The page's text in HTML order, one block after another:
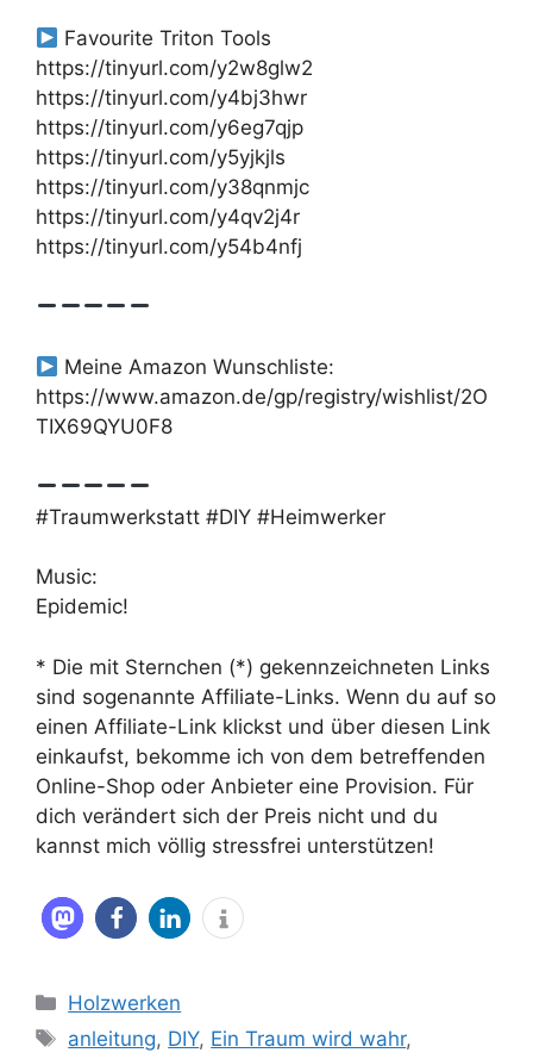
Favourite Triton Tools
https://tinyurl.com/y2w8glw2
https://tinyurl.com/y4bj3hwr
https://tinyurl.com/y6eg7qjp
https://tinyurl.com/y5yjkjls
https://tinyurl.com/y38qnmjc
https://tinyurl.com/y4qv2j4r
https://tinyurl.com/y54b4nfj
Meine Amazon Wunschliste:
https://www.amazon.de/gp/registry/wishlist/2O
TIX69QYU0F8
#Traumwerkstatt #DIY #Heimwerker
Music:
Epidemic!
* Die mit Sternchen (*) gekennzeichneten Links
sind sogenannte Affiliate-Links. Wenn du auf so
einen Affiliate-Link klickst und über diesen Link
einkaufst, bekomme ich von dem betreffenden
Online-Shop oder Anbieter eine Provision. Für
dich verändert sich der Preis nicht und du
kannst mich völlig stressfrei unterstützen!
Kategorien
Holzwerken
Schlagwörter
anleitung, DIY, Ein Traum wird wahr,